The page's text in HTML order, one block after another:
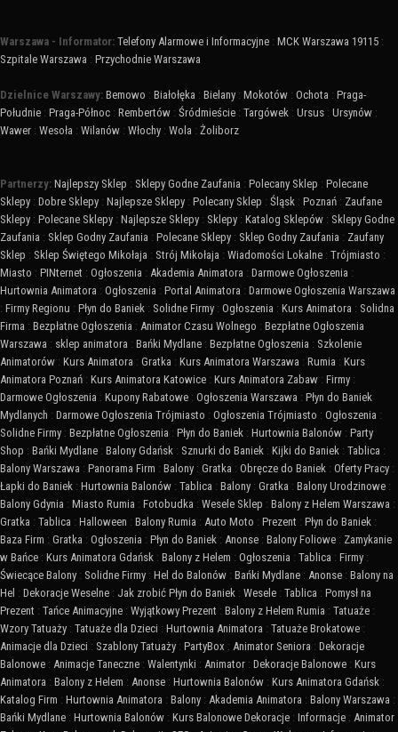
Warszawa - Informator: Telefony Alarmowe i Informacyjne : MCK Warszawa 19115 :
Szpitale Warszawa : Przychodnie Warszawa
Dzielnice Warszawy: Bemowo : Białołęka : Bielany : Mokotów : Ochota : Praga-
Południe : Praga-Północ : Rembertów : Śródmieście : Targówek : Ursus : Ursynów :
Wawer : Wesoła : Wilanów : Włochy : Wola : Żoliborz
Partnerzy: Najlepszy Sklep : Sklepy Godne Zaufania : Polecany Sklep : Polecane
Sklepy : Dobre Sklepy : Najlepsze Sklepy : Polecany Sklep : Śląsk : Poznań : Zaufane
Sklepy : Polecane Sklepy : Najlepsze Sklepy : Sklepy : Katalog Sklepów : Sklepy Godne
Zaufania : Sklep Godny Zaufania : Polecane Sklepy : Sklep Godny Zaufania : Zaufany
Sklep : Sklep Świętego Mikołaja : Strój Mikołaja : Wiadomości Lokalne : Trójmiasto :
Miasto : PINternet : Ogłoszenia : Akademia Animatora : Darmowe Ogłoszenia :
Hurtownia Animatora : Ogłoszenia : Portal Animatora : Darmowe Ogłoszenia Warszawa
: Firmy Regionu : Płyn do Baniek : Solidne Firmy : Ogłoszenia : Kurs Animatora : Solidna
Firma : Bezpłatne Ogłoszenia : Animator Czasu Wolnego : Bezpłatne Ogłoszenia
Warszawa : sklep animatora : Bańki Mydlane : Bezpłatne Ogłoszenia : Szkolenie
Animatorów : Kurs Animatora : Gratka : Kurs Animatora Warszawa : Rumia : Kurs
Animatora Poznań : Kurs Animatora Katowice : Kurs Animatora Zabaw : Firmy :
Darmowe Ogłoszenia : Kupony Rabatowe : Ogłoszenia Warszawa : Płyn do Baniek
Mydlanych : Darmowe Ogłoszenia Trójmiasto : Ogłoszenia Trójmiasto : Ogłoszenia :
Solidne Firmy : Bezpłatne Ogłoszenia : Płyn do Baniek : Hurtownia Balonów : Party
Shop : Bańki Mydlane : Balony Gdańsk : Sznurki do Baniek : Kijki do Baniek : Tablica :
Balony Warszawa : Panorama Firm : Balony : Gratka : Obręcze do Baniek : Oferty Pracy :
Łapki do Baniek : Hurtownia Balonów : Tablica : Balony : Gratka : Balony Urodzinowe :
Balony Gdynia : Miasto Rumia : Fotobudka : Wesele Sklep : Balony z Helem Warszawa :
Gratka : Tablica : Halloween : Balony Rumia : Auto Moto : Prezent : Płyn do Baniek :
Baza Firm : Gratka : Ogłoszenia : Płyn do Baniek : Anonse : Balony Foliowe : Zamykanie
w Bańce : Kurs Animatora Gdańsk : Balony z Helem : Ogłoszenia : Tablica : Firmy :
Świecące Balony : Solidne Firmy : Hel do Balonów : Bańki Mydlane : Anonse : Balony na
Hel : Dekoracje Weselne : Jak zrobić Płyn do Baniek : Wesele : Tablica : Pomysł na
Prezent : Tańce Animacyjne : Wyjątkowy Prezent : Balony z Helem Rumia : Tatuaże :
Wzory Tatuaży : Tatuaże dla Dzieci : Hurtownia Animatora : Tatuaże Brokatowe :
Animacje dla Dzieci : Szablony Tatuaży : PartyBox : Animator Seniora : Dekoracje
Balonowe : Animacje Taneczne : Walentynki : Animator : Dekoracje Balonowe : Kurs
Animatora : Balony z Helem : Anonse : Hurtownia Balonów : Kurs Animatora Gdańsk :
Katalog Firm : Hurtownia Animatora : Balony : Akademia Animatora : Balony Warszawa :
Bańki Mydlane : Hurtownia Balonów : Kurs Balonowe Dekoracje : Informacje : Animator